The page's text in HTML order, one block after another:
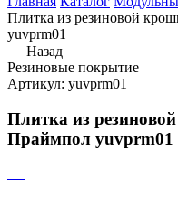
Плитка из резиновой
yuvprm01
Назад
Резиновые покрытие
Артикул: yuvprm01
Плитка из
Праймпол yuvprm01